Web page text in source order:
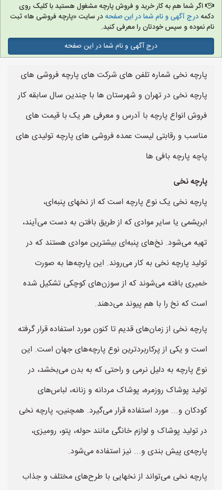
اگر شما هم به کار خرید و فروش پارچه مشغول هستید با کلیک روی
دکمهدرج آگهی و نام شما در این صفحهدر سایت «پارچه فروشی ها» ثبت
نام نموده و سپس خودتان را معرفی کنید.
درج آگهی و نام شما در این صفحه
پارچه نخی شماره تلفن های شرکت های پارچه فروشی های
پارچه نخی در تهران و شهرستان ها با چندین سال سابقه کار
فروش انواع پارچه با آدرس و معرفی هر یک با قیمت های
مناسب و رقابتی لیست عمده فروشی های پارچه تولیدی های
پاچه پارچه بافی ها
پارچه نخی
پارچه نخی یک نوع پارچه است که از نخهای پنبه‌ای،
ابریشمی یا سایر موادی که از طریق بافتن به دست می‌آیند،
تهیه می‌شود. نخ‌های پنبه‌ای بیشترین موادی هستند که در
تولید پارچه نخی به کار می‌روند. این پارچه‌ها به صورت
خمیری بافته می‌شوند که از سوزن‌های کوچکی تشکیل شده
است که نخ را با هم پیوند می‌دهند.
پارچه نخی از زمان‌های قدیم تا کنون مورد استفاده قرار گرفته
است و یکی از پرکاربردترین نوع پارچه‌های جهان است. این
نوع پارچه به دلیل نرمی و راحتی که به بدن می‌بخشد، در
تولید پوشاک روزمره، پوشاک مردانه و زنانه، لباس‌های
کودکان و... مورد استفاده قرار می‌گیرد. همچنین، پارچه نخی
در تولید پوشاک و لوازم خانگی مانند حوله، پتو، رومیزی،
پارچه‌ی پیش بندی و... نیز استفاده می‌شود.
پارچه نخی می‌تواند از نخهایی با طرح‌های مختلف و جذاب